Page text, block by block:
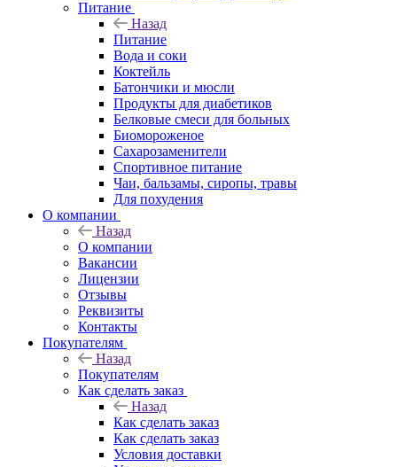
Питание
Назад
Питание
Вода и соки
Коктейль
Батончики и мюсли
Продукты для диабетиков
Белковые смеси для больных
Биомороженое
Сахарозаменители
Спортивное питание
Чаи, бальзамы, сиропы, травы
Для похудения
О компании
Назад
О компании
Вакансии
Лицензии
Отзывы
Реквизиты
Контакты
Покупателям
Назад
Покупателям
Как сделать заказ
Назад
Как сделать заказ
Как сделать заказ
Условия доставки